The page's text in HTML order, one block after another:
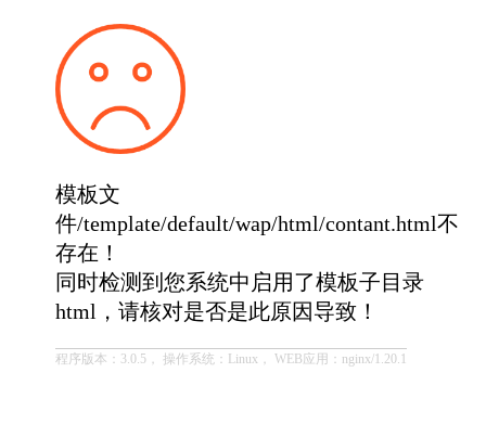
模板文
件/template/default/wap/html/contant.html不
存在！
同时检测到您系统中启用了模板子目录
html，请核对是否是此原因导致！
程序版本：3.0.5， 操作系统：Linux， WEB应用：nginx/1.20.1